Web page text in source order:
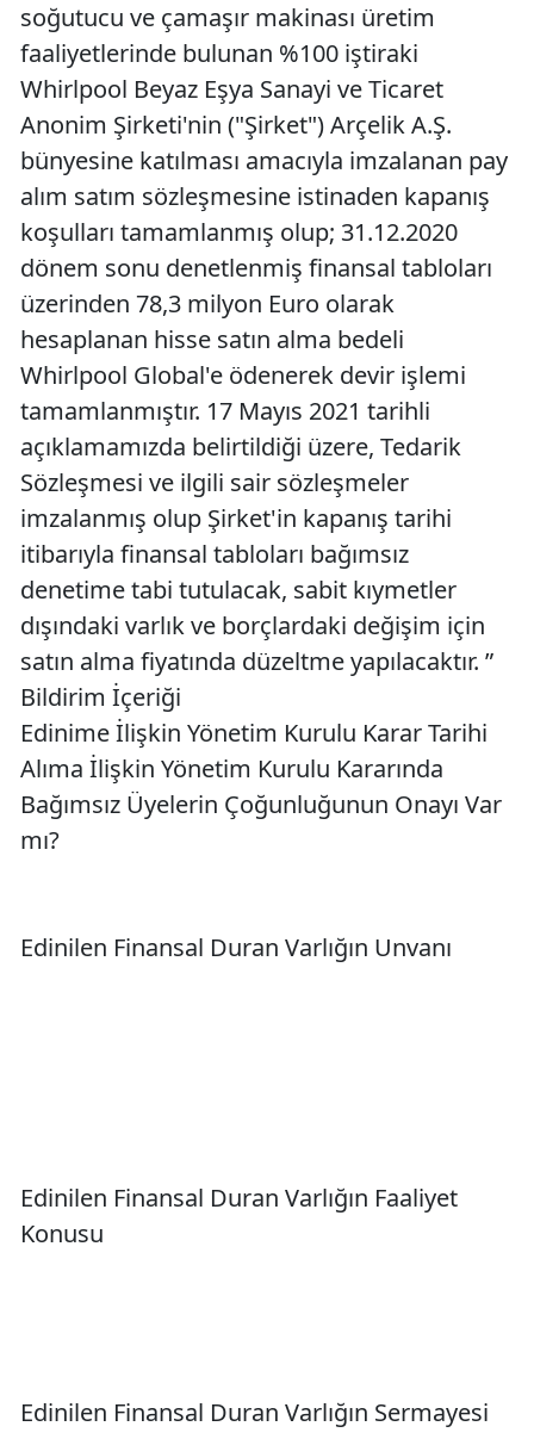
soğutucu ve çamaşır makinası üretim
faaliyetlerinde bulunan %100 iştiraki
Whirlpool Beyaz Eşya Sanayi ve Ticaret
Anonim Şirketi'nin ("Şirket") Arçelik A.Ş.
bünyesine katılması amacıyla imzalanan pay
alım satım sözleşmesine istinaden kapanış
koşulları tamamlanmış olup; 31.12.2020
dönem sonu denetlenmiş finansal tabloları
üzerinden 78,3 milyon Euro olarak
hesaplanan hisse satın alma bedeli
Whirlpool Global'e ödenerek devir işlemi
tamamlanmıştır. 17 Mayıs 2021 tarihli
açıklamamızda belirtildiği üzere, Tedarik
Sözleşmesi ve ilgili sair sözleşmeler
imzalanmış olup Şirket'in kapanış tarihi
itibarıyla finansal tabloları bağımsız
denetime tabi tutulacak, sabit kıymetler
dışındaki varlık ve borçlardaki değişim için
satın alma fiyatında düzeltme yapılacaktır. ”
Bildirim İçeriği
Edinime İlişkin Yönetim Kurulu Karar Tarihi
Alıma İlişkin Yönetim Kurulu Kararında
Bağımsız Üyelerin Çoğunluğunun Onayı Var
mı?
Edinilen Finansal Duran Varlığın Unvanı
Edinilen Finansal Duran Varlığın Faaliyet
Konusu
Edinilen Finansal Duran Varlığın Sermayesi